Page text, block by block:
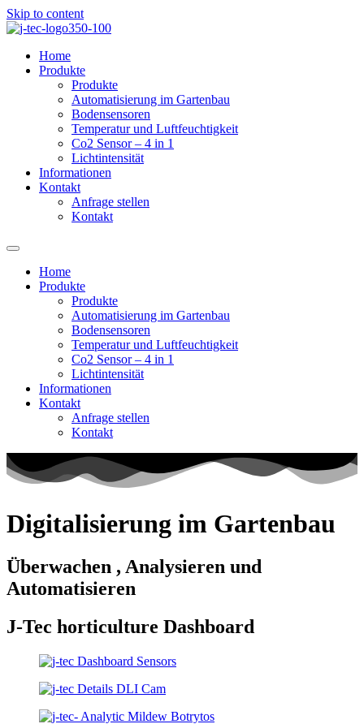
Skip to content
Home
Produkte
Produkte
Automatisierung im Gartenbau
Bodensensoren
Temperatur und Luftfeuchtigkeit
Co2 Sensor – 4 in 1
Lichtintensität
Informationen
Kontakt
Anfrage stellen
Kontakt
Home
Produkte
Produkte
Automatisierung im Gartenbau
Bodensensoren
Temperatur und Luftfeuchtigkeit
Co2 Sensor – 4 in 1
Lichtintensität
Informationen
Kontakt
Anfrage stellen
Kontakt
Digitalisierung im Gartenbau
Überwachen , Analysieren und
Automatisieren
J-Tec horticulture Dashboard